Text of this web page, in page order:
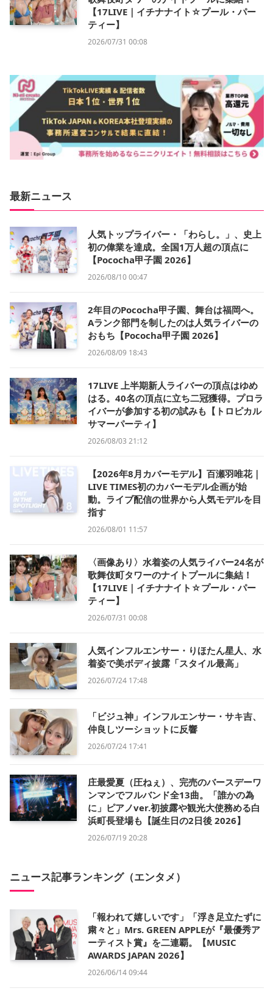
【17LIVE｜イチナナイト☆プール・パー
ティー】
2026/07/31 00:08
最新ニュース
人気トップライバー・「わらし。」、史上
初の偉業を達成。全国1万人超の頂点に
【Pococha甲子園 2026】
2026/08/10 00:47
2年目のPococha甲子園、舞台は福岡へ。
Aランク部門を制したのは人気ライバーの
おもち【Pococha甲子園 2026】
2026/08/09 18:43
17LIVE 上半期新人ライバーの頂点はゆめ
はる。40名の頂点に立ち二冠獲得。プロラ
イバーが参加する初の試みも【トロピカル
サマーパーティ】
2026/08/03 21:12
【2026年8月カバーモデル】百瀬羽唯花｜
LIVE TIMES初のカバーモデル企画が始
動。ライブ配信の世界から人気モデルを目
指す
2026/08/01 11:57
〈画像あり〉水着姿の人気ライバー24名が
歌舞伎町タワーのナイトプールに集結！
【17LIVE｜イチナナイト☆プール・パー
ティー】
2026/07/31 00:08
人気インフルエンサー・りほたん星人、水
着姿で美ボディ披露「スタイル最高」
2026/07/24 17:48
「ビジュ神」インフルエンサー・サキ吉、
仲良しツーショットに反響
2026/07/24 17:41
庄最愛夏（圧ねぇ）、完売のバースデーワ
ンマンでフルバンド全13曲。「誰かの為
に」ピアノver.初披露や観光大使務める白
浜町長登場も【誕生日の2日後 2026】
2026/07/19 20:28
ニュース記事ランキング（エンタメ）
「報われて嬉しいです」「浮き足立たずに
粛々と」Mrs. GREEN APPLEが『最優秀ア
ーティスト賞』を二連覇。【MUSIC
AWARDS JAPAN 2026】
2026/06/14 09:44